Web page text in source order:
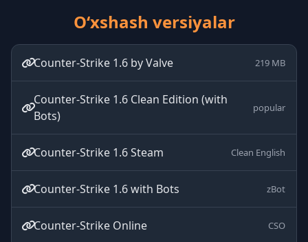
O‘xshash versiyalar
Counter-Strike 1.6 by Valve 219 MB
Counter-Strike 1.6 Clean Edition (with
Bots)
popular
Counter-Strike 1.6 Steam Clean English
Counter-Strike 1.6 with Bots zBot
Counter-Strike Online CSO